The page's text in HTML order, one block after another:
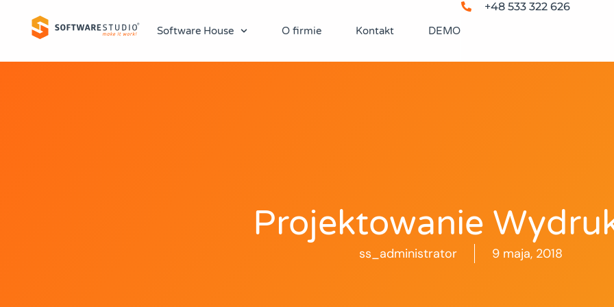
Software House O firmie Kontakt DEMO
+48 533 322 626
Projektowanie
ss_administrator 9 maja, 2018